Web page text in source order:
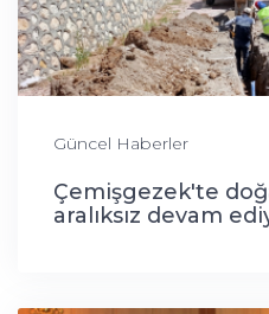
Güncel Haberler
Çemişgezek'te
aralıksız devam